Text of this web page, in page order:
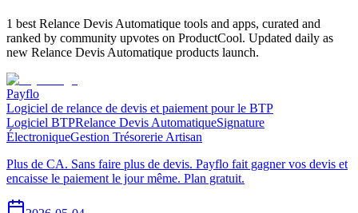
1 best Relance Devis Automatique tools and apps, curated and
ranked by community upvotes on ProductCool. Updated daily as
new Relance Devis Automatique products launch.
Payflo
Logiciel de relance de devis et paiement pour le BTP
Logiciel BTPRelance Devis AutomatiqueSignature
ÉlectroniqueGestion Trésorerie Artisan
Plus de CA. Sans faire plus de devis. Payflo fait gagner vos devis et
encaisse le paiement le jour même. Plan gratuit.